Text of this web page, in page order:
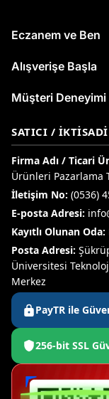
Eczanem ve Ben
Alışverişe Başla
Müşteri Deneyimi
SATICI /
Firma Adı / Ticari
Ürünleri Pazarlama
İletişim No: (0536)
E-posta Adresi:
Kayıtlı Olunan Oda:
Posta Adresi:
Üniversitesi
Merkez
PayTR ile
256-bit SSL